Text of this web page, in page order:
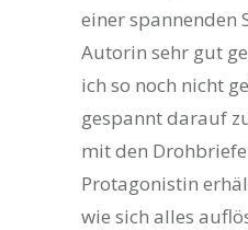
einer spannenden
Autorin sehr gut
ich so noch nicht
gespannt darauf
mit den
Protagonistin
wie sich alles